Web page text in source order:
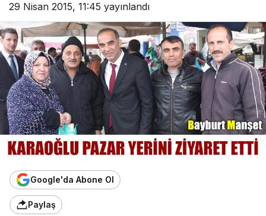
29 Nisan 2015, 11:45 yayınlandı
Google'da Abone Ol
Paylaş